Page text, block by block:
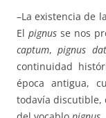
–La existencia de
El pignus se nos
captum,pignus
continuidad
época antigua,
todavía discutible,